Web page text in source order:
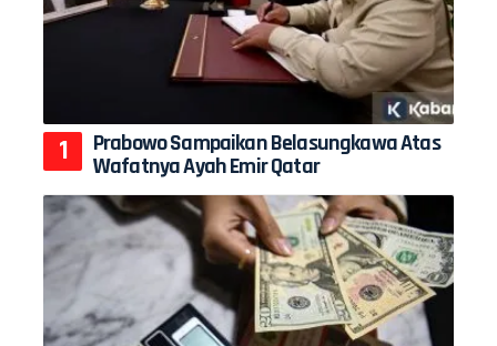
Prabowo Sampaikan Belasungkawa Atas
Wafatnya Ayah Emir Qatar